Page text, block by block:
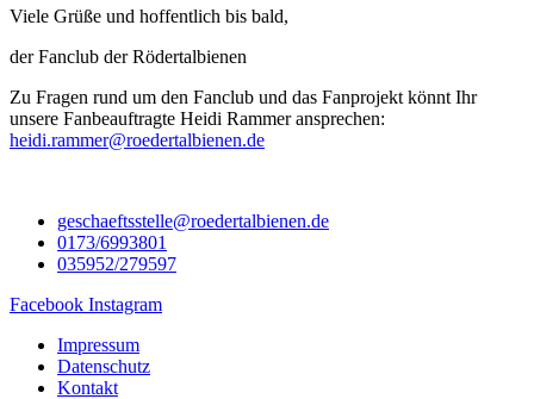
Viele Grüße und hoffentlich bis bald,
der Fanclub der Rödertalbienen
Zu Fragen rund um den Fanclub und das Fanprojekt könnt Ihr
unsere Fanbeauftragte Heidi Rammer ansprechen:
heidi.rammer@roedertalbienen.de
geschaeftsstelle@roedertalbienen.de
0173/6993801
035952/279597
Facebook Instagram
Impressum
Datenschutz
Kontakt